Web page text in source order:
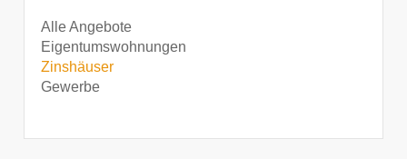
Alle Angebote
Eigentumswohnungen
Zinshäuser
Gewerbe